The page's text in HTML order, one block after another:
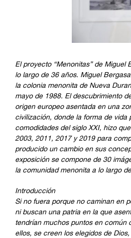
El proyecto “Menonitas” de Miguel
lo largo de 36 años. Miguel
la colonia menonita de Nueva
mayo de 1988. El descubrimiento
origen europeo asentada en una
civilización, donde la forma de vida
comodidades del siglo XXI, hizo
2003, 2011, 2017 y 2019 para
producido un cambio en sus
exposición se compone de 30
la comunidad menonita a lo largo
Introducción
Si no fuera porque no caminan en
ni buscan una patria en la que
tendrían muchos puntos en común
ellos, se creen los elegidos de